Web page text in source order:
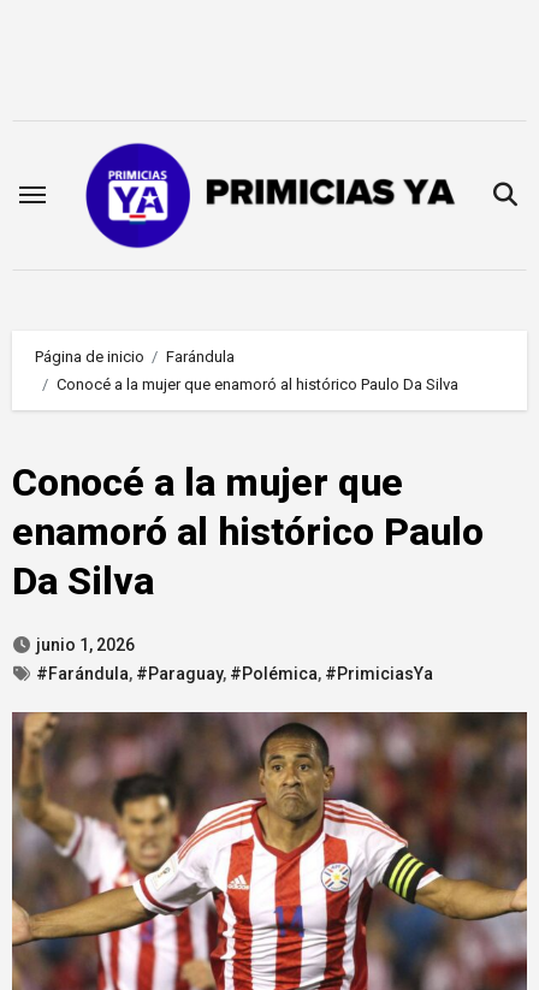
Página de inicio
Farándula
Conocé a la mujer que enamoró al histórico Paulo Da Silva
Conocé a la mujer que
enamoró al histórico Paulo
Da Silva
junio 1, 2026
#Farándula, #Paraguay, #Polémica, #PrimiciasYa